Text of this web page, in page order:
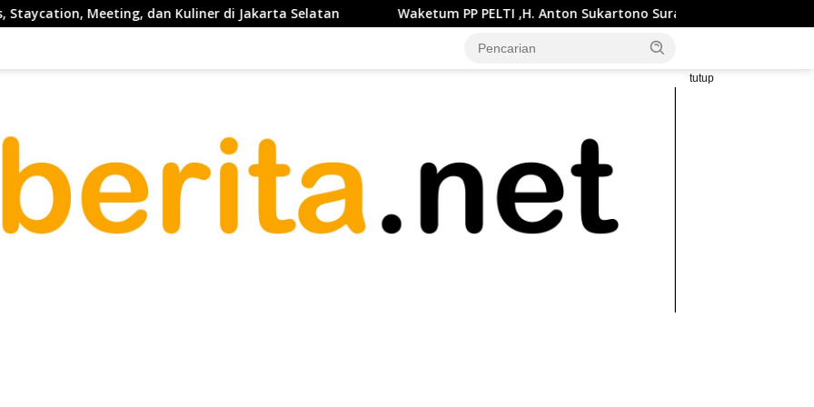
dan Kuliner di Jakarta Selatan Waketum PP PELTI ,H. Anton Sukartono Suratto, M.Si. Buka Liga Tenis
tutup